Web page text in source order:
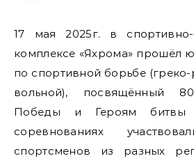
17 мая 2025г. в спортивно-оздоровительном
комплексе «Яхрома» прошёл
по спортивной борьбе
вольной), посвящённый
Победы и Героям битвы
соревнованиях
спортсменов из разных